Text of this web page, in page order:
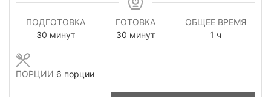
ПОДГОТОВКА
30 минуты
минут
ГОТОВКА
30 минуты
минут
ОБЩЕЕ ВРЕМЯ
1 час
ч
ПОРЦИИ 6 порции